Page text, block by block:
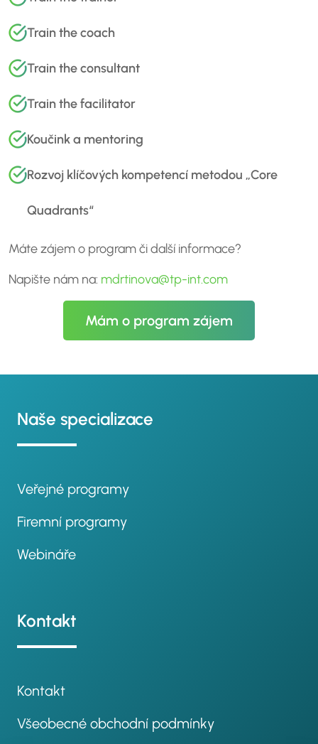
Train the coach
Train the consultant
Train the facilitator
Koučink a mentoring
Rozvoj klíčových kompetencí metodou „Core
Quadrants“
Máte zájem o program či další informace?
Napište nám na: mdrtinova@tp-int.com
Mám o program zájem
Naše specializace
Veřejné programy
Firemní programy
Webináře
Kontakt
Kontakt
Všeobecné obchodní podmínky